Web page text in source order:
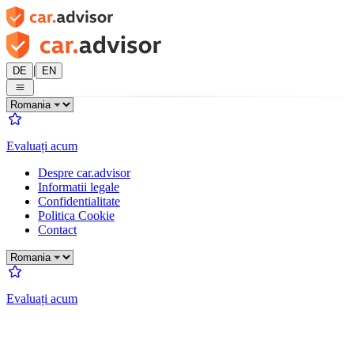
DE | EN
Evaluați acum
Despre car.advisor
Informatii legale
Confidentialitate
Politica Cookie
Contact
Evaluați acum